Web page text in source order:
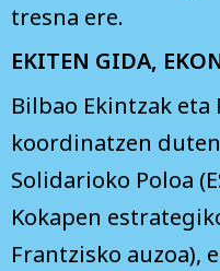
tresna ere.
EKITEN GIDA,
Bilbao Ekintzak eta
koordinatzen
Solidarioko Poloa
Kokapen
Frantzisko auzoa),